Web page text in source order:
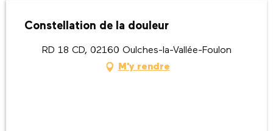
Constellation de la douleur
RD 18 CD, 02160 Oulches-la-Vallée-Foulon
M'y rendre